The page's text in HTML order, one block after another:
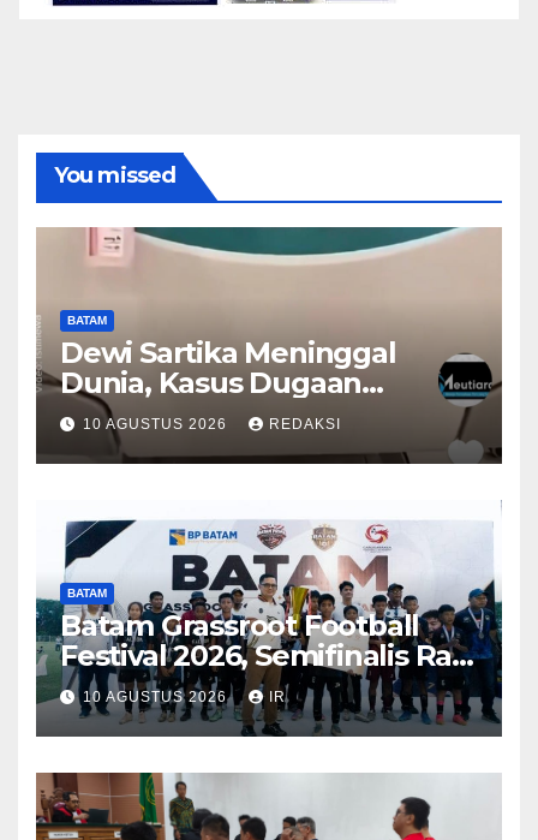
You missed
BATAM
Dewi Sartika Meninggal
Dunia, Kasus Dugaan
Malpraktik RS Awal Bros
Memasuki Babak Baru
10 AGUSTUS 2026 REDAKSI
BATAM
Batam Grassroot Football
Festival 2026, Semifinalis Raih
Tiket Ajang Internasional
10 AGUSTUS 2026 IR